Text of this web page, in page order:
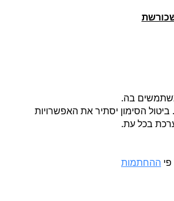
בה.
הסימון יסתיר את האפשרויות
בכל עת.
ההחתמות